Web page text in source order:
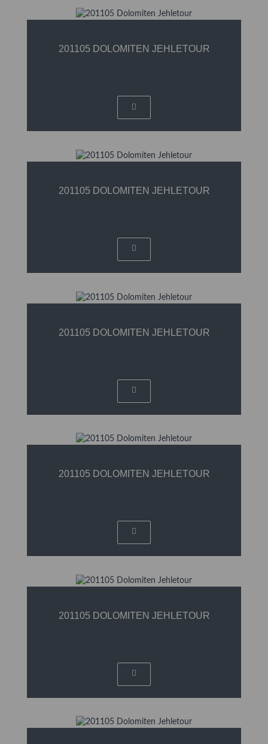
201105 DOLOMITEN JEHLETOUR
201105 DOLOMITEN JEHLETOUR
201105 DOLOMITEN JEHLETOUR
201105 DOLOMITEN JEHLETOUR
201105 DOLOMITEN JEHLETOUR